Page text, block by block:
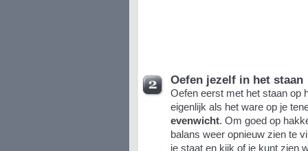
Oefen jezelf in het staan
Oefen eerst met het staan op
eigenlijk als het ware op je
evenwicht. Om goed op
balans weer opnieuw zien te
je staat en kijk of je kunt zien